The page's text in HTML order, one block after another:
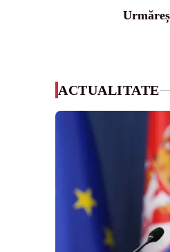
ACTUALITATE